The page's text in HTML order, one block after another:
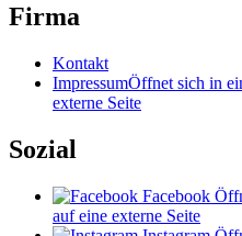
Firma
Kontakt
ImpressumÖffnet sich in
externe Seite
Sozial
Facebook
auf eine externe Seite